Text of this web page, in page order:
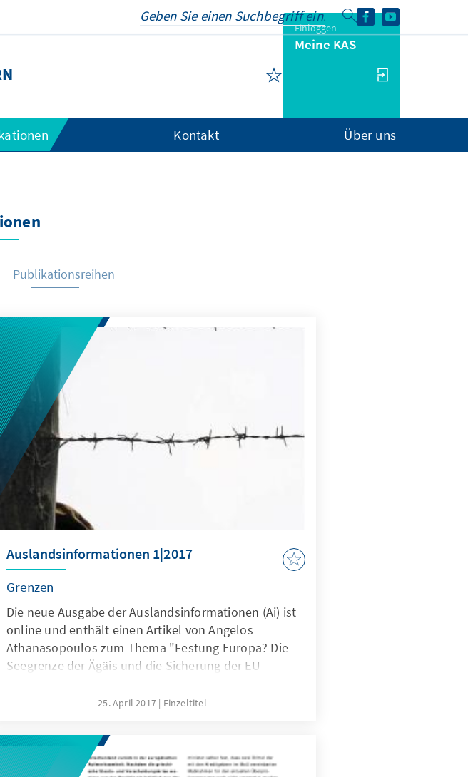
Einloggen
Meine KAS
Kontakt Über uns
Publikationsreihen
Auslandsinformationen 1|2017
Grenzen
Die neue Ausgabe der Auslandsinformationen (Ai) ist
online und enthält einen Artikel von Angelos
Athanasopoulos zum Thema "Festung Europa? Die
Seegrenze der Ägäis und die Sicherung der EU-
25. April 2017 Einzeltitel